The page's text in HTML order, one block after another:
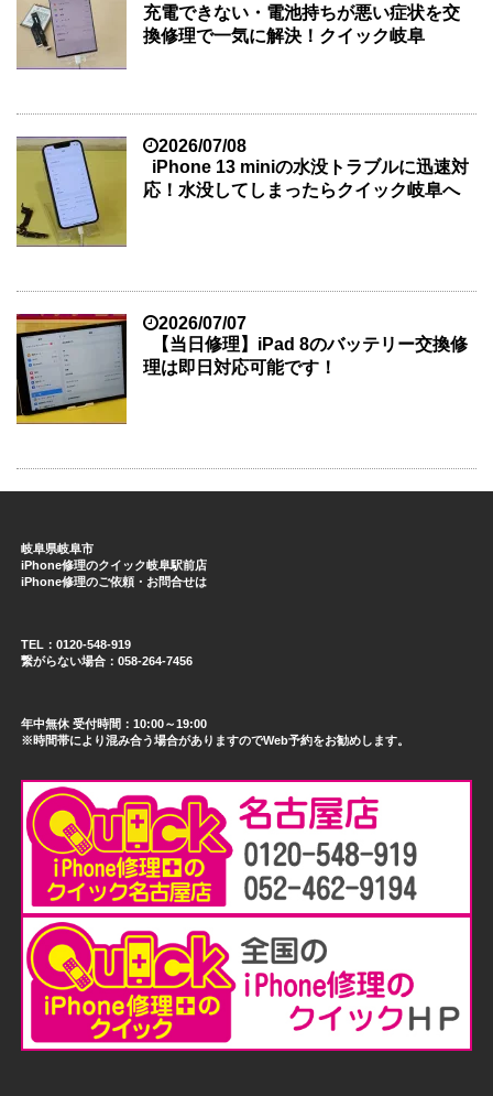
充電できない・電池持ちが悪い症状を交
換修理で一気に解決！クイック岐阜
2026/07/08
iPhone 13 miniの水没トラブルに迅速対
応！水没してしまったらクイック岐阜へ
2026/07/07
【当日修理】iPad 8のバッテリー交換修
理は即日対応可能です！
岐阜県岐阜市
iPhone修理のクイック岐阜駅前店
iPhone修理のご依頼・お問合せは
TEL：0120-548-919
繋がらない場合：058-264-7456
年中無休 受付時間：10:00～19:00
※時間帯により混み合う場合がありますのでWeb予約をお勧めします。